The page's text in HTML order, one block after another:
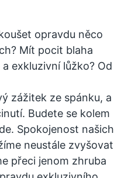
opravdu něco
Mít pocit blaha
exkluzivní lůžko? Od
zážitek ze spánku, a
Budete se kolem
Spokojenost našich
neustále zvyšovat
přeci jenom zhruba